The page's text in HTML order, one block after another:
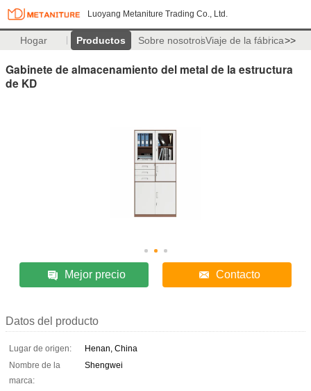
Luoyang Metaniture Trading Co., Ltd.
Hogar Productos Sobre nosotrosViaje de la fábrica>>
Gabinete de almacenamiento del metal de la estructura
de KD
Mejor precio Contacto
Datos del producto
Lugar de origen:
Henan, China
Nombre de la
marca:
Shengwei